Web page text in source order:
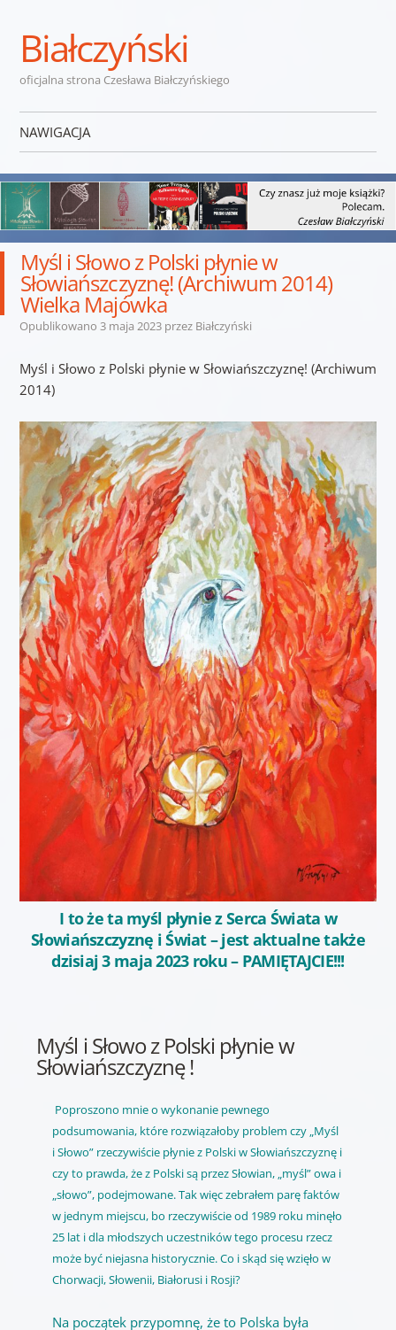
Białczyński
oficjalna strona Czesława Białczyńskiego
NAWIGACJA
Myśl i Słowo z Polski płynie w
Słowiańszczyznę! (Archiwum 2014)
Wielka Majówka
Opublikowano 3 maja 2023przez Białczyński
Myśl i Słowo z Polski płynie w Słowiańszczyznę! (Archiwum
2014)
I to że ta myśl płynie z Serca Świata w
Słowiańszczyznę i Świat – jest aktualne także
dzisiaj 3 maja 2023 roku – PAMIĘTAJCIE!!!
Myśl i Słowo z Polski płynie w
Słowiańszczyznę !
Poproszono mnie o wykonanie pewnego
podsumowania, które rozwiązałoby problem czy „Myśl
i Słowo” rzeczywiście płynie z Polski w Słowiańszczyznę i
czy to prawda, że z Polski są przez Słowian, „myśl” owa i
„słowo”, podejmowane. Tak więc zebrałem parę faktów
w jednym miejscu, bo rzeczywiście od 1989 roku minęło
25 lat i dla młodszych uczestników tego procesu rzecz
może być niejasna historycznie. Co i skąd się wzięło w
Chorwacji, Słowenii, Białorusi i Rosji?
Na początek przypomnę, że to Polska była